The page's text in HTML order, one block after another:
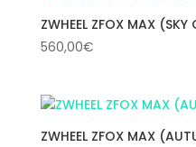
ZWHEEL ZFOX MAX (SKY
560,00€
ZWHEEL ZFOX MAX